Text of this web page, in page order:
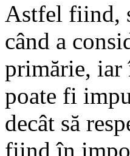
Astfel fiind,
când a
primărie, iar
poate fi
decât să
fiind în